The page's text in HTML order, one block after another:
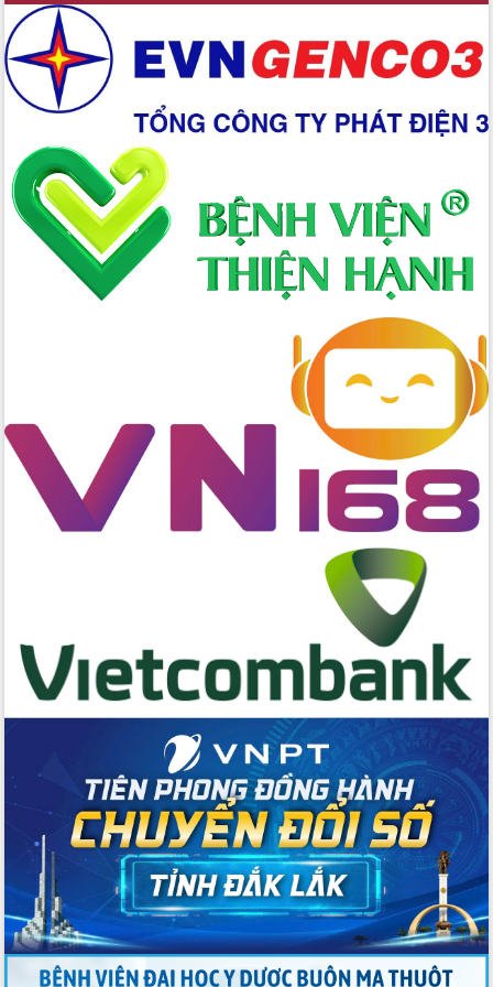
Chuyển đổi số 'mở đường' cho nông
nghiệp Đắk Lắk tăng trưởng bứt phá
Triển khai đồng bộ đo đạc, lập hồ sơ
địa chính, hoàn thiện cơ sở dữ liệu đất
đai
Ứng dụng sinh trắc học - Bước tiến
trong hành trình chuyển đổi số tại Đắk
Lắk
Đắk Lắk nâng cao hiệu quả công tác
Đảng từ Sổ tay đảng viên điện tử
Đắk Lắk đẩy mạnh nuôi biển công
nghệ, hướng tới phát triển thủy sản
2026
Đẩy mạnh cải cách hành chính, quyết
tâm đạt được mục tiêu tăng trưởng
hai con số trong năm 2026
Tổ chức trang trọng Lễ hội Đền thờ
Bệnh án điện tử thúc đẩy chuyển đổi
số y tế tại Đắk Lắk
Chuyển đổi số thư viện: Mở rộng
Đánh giá, rút kinh nghiệm công tác tổ
chức diễn tập trước ngày bầu cử
Chương trình “Gặp gỡ hữu nghị –
Friendship Meeting New Year 2026”
Bầu cử Quốc hội và HĐND: Cử tri Đắk
Lắk gửi gắm niềm tin, kỳ vọng vào lá
phiếu
Đắk Lắk sẵn sàng các điều kiện cho
Ngày hội bầu cử đại biểu Quốc hội
khóa XVI và HĐND các cấp nhiệm kỳ